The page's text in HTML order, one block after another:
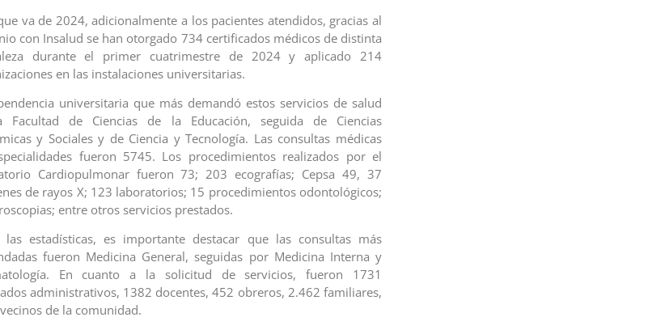
va de 2024, adicionalmente a los pacientes atendidos, gracias al
con Insalud se han otorgado 734 certificados médicos de distinta
durante el primer cuatrimestre de 2024 y aplicado 214
en las instalaciones universitarias.
universitaria que más demandó estos servicios de salud
Facultad de Ciencias de la Educación, seguida de Ciencias
y Sociales y de Ciencia y Tecnología. Las consultas médicas
fueron 5745. Los procedimientos realizados por el
Cardiopulmonar fueron 73; 203 ecografías; Cepsa 49, 37
de rayos X; 123 laboratorios; 15 procedimientos odontológicos;
entre otros servicios prestados.
las estadísticas, es importante destacar que las consultas más
fueron Medicina General, seguidas por Medicina Interna y
En cuanto a la solicitud de servicios, fueron 1731
administrativos, 1382 docentes, 452 obreros, 2.462 familiares,
de la comunidad.